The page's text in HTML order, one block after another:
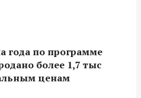
года по программе
более 1,7 тыс
ценам